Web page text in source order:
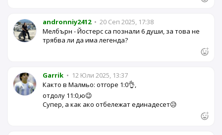
andronniy2412 • 20 Сеп 2025, 17:38
Мелбърн - Йостерс са познали 6 души, за това не
трябва ли да има легенда?
Garrik • 12 Юли 2025, 13:37
Както в Малмьо: отгоре 1:0👌,
отдолу 11:0,ю😉
Супер, а как ако отбележат единадесет😥